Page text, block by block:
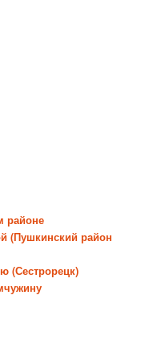
районе
(Пушкинский район
(Сестрорецк)